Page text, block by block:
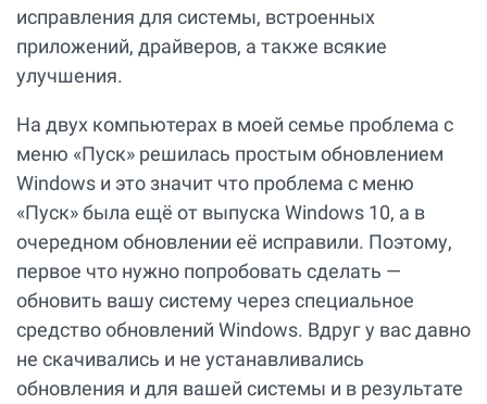
исправления для системы, встроенных
приложений, драйверов, а также всякие
улучшения.
На двух компьютерах в моей семье проблема с
меню «Пуск» решилась простым обновлением
Windows и это значит что проблема с меню
«Пуск» была ещё от выпуска Windows 10, а в
очередном обновлении её исправили. Поэтому,
первое что нужно попробовать сделать —
обновить вашу систему через специальное
средство обновлений Windows. Вдруг у вас давно
не скачивались и не устанавливались
обновления и для вашей системы и в результате